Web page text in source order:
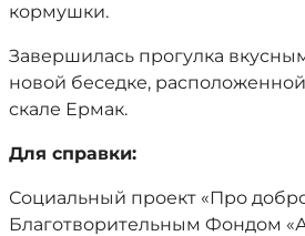
кормушки.
Завершилась прогулка
новой беседке,
скале Ермак.
Для справки:
Социальный проект «Про
Благотворительным Фондом